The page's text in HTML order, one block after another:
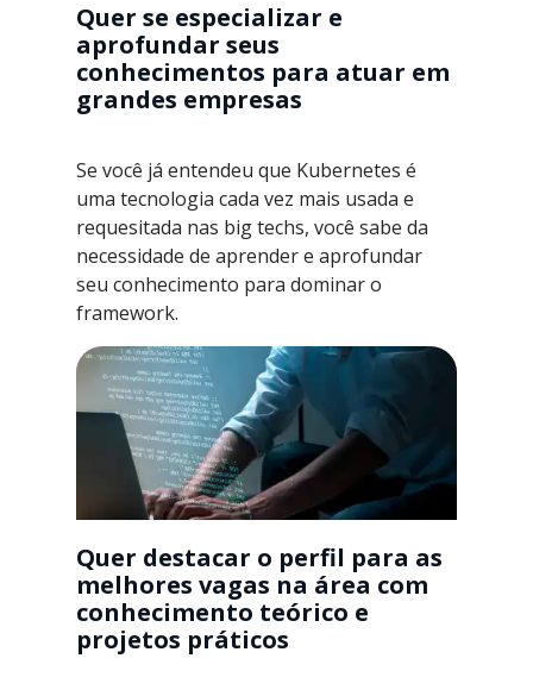
Quer se especializar e
aprofundar seus
conhecimentos para atuar em
grandes empresas
Se você já entendeu que Kubernetes é
uma tecnologia cada vez mais usada e
requesitada nas big techs, você sabe da
necessidade de aprender e aprofundar
seu conhecimento para dominar o
framework.
Quer destacar o perfil para as
melhores vagas na área com
conhecimento teórico e
projetos práticos